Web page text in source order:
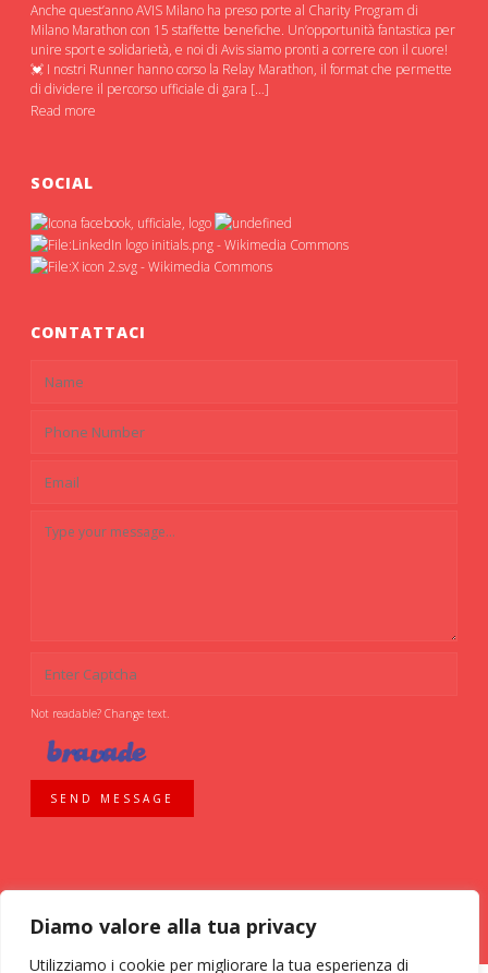
Diamo valore alla tua privacy
Utilizziamo i cookie per migliorare la tua esperienza di
Anche quest’anno AVIS Milano ha preso porte al Charity Program di
Milano Marathon con 15 staffette benefiche. Un’opportunità fantastica per
unire sport e solidarietà, e noi di Avis siamo pronti a correre con il cuore!
💓 I nostri Runner hanno corso la Relay Marathon, il format che permette
di dividere il percorso ufficiale di gara […]
Read more
SOCIAL
CONTATTACI
Not readable? Change text.
SEND MESSAGE